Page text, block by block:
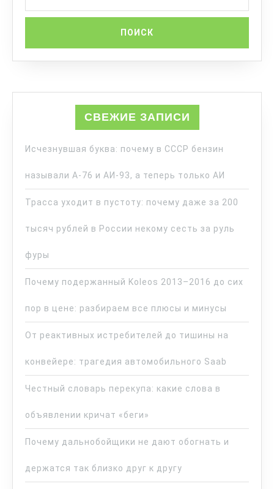
СВЕЖИЕ ЗАПИСИ
Исчезнувшая буква: почему в СССР бензин
называли А-76 и АИ-93, а теперь только АИ
Трасса уходит в пустоту: почему даже за 200
тысяч рублей в России некому сесть за руль
фуры
Почему подержанный Koleos 2013–2016 до сих
пор в цене: разбираем все плюсы и минусы
От реактивных истребителей до тишины на
конвейере: трагедия автомобильного Saab
Честный словарь перекупа: какие слова в
объявлении кричат «беги»
Почему дальнобойщики не дают обогнать и
держатся так близко друг к другу